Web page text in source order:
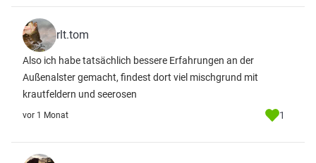
rlt.tom
Also ich habe tatsächlich bessere Erfahrungen an der
Außenalster gemacht, findest dort viel mischgrund mit
krautfeldern und seerosen
vor 1 Monat 1